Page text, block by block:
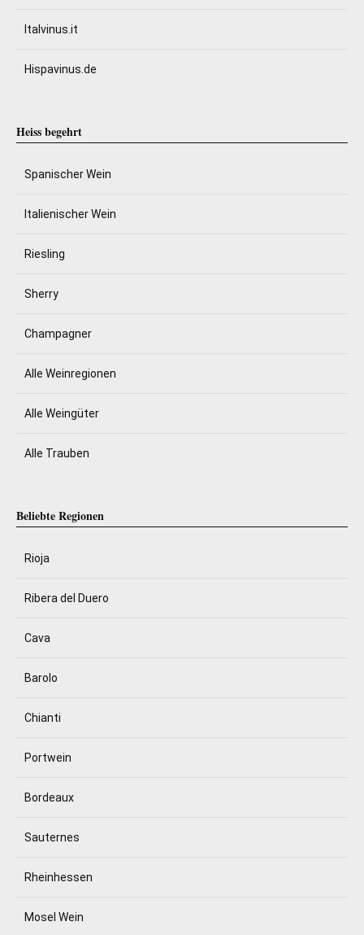
Italvinus.it
Hispavinus.de
Heiss begehrt
Spanischer Wein
Italienischer Wein
Riesling
Sherry
Champagner
Alle Weinregionen
Alle Weingüter
Alle Trauben
Beliebte Regionen
Rioja
Ribera del Duero
Cava
Barolo
Chianti
Portwein
Bordeaux
Sauternes
Rheinhessen
Mosel Wein